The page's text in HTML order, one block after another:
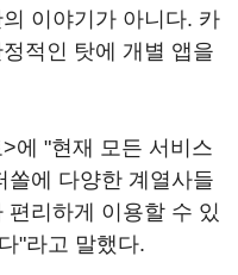
이야기가 아니다. 카
적인 탓에 개별 앱을
에 "현재 모든 서비스
쏠에 다양한 계열사들
리하게 이용할 수 있
"라고 말했다.